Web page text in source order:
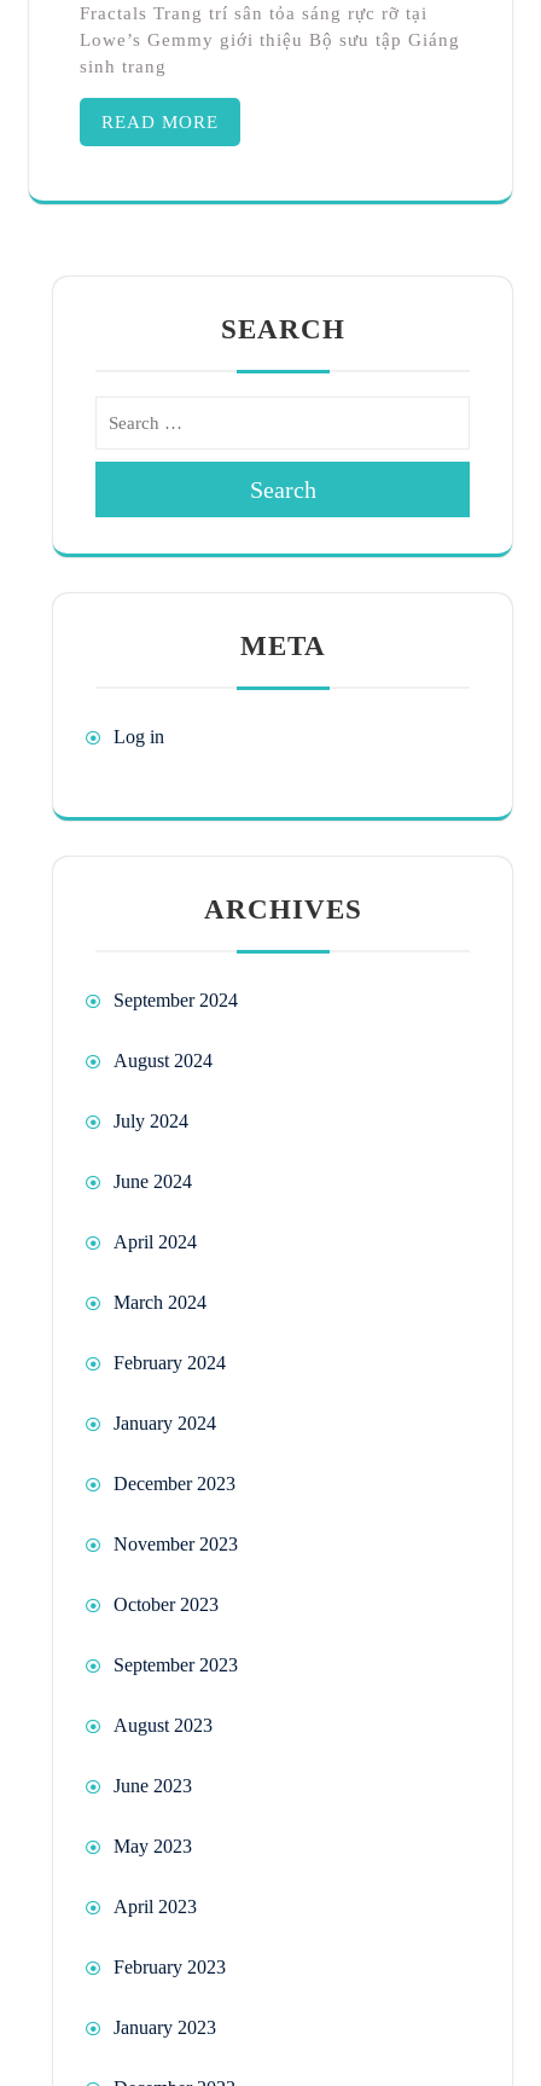
Fractals Trang trí sân tỏa sáng rực rỡ tại
Lowe’s Gemmy giới thiệu Bộ sưu tập Giáng
sinh trang
READ MORE
SEARCH
Search
META
Log in
ARCHIVES
September 2024
August 2024
July 2024
June 2024
April 2024
March 2024
February 2024
January 2024
December 2023
November 2023
October 2023
September 2023
August 2023
June 2023
May 2023
April 2023
February 2023
January 2023